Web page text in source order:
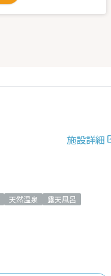
施設詳細
天然温泉
露天風呂